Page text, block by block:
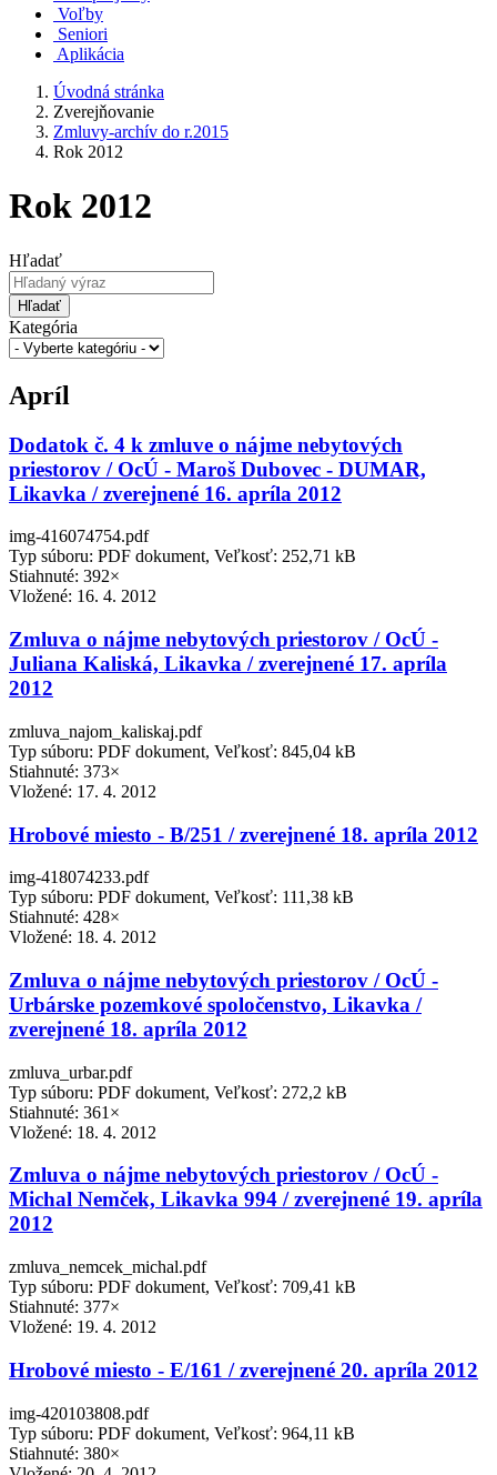
Voľby
Seniori
Aplikácia
Úvodná stránka
Zverejňovanie
Zmluvy-archív do r.2015
Rok 2012
Rok 2012
Hľadať
Hľadať
Kategória
Apríl
Dodatok č. 4 k zmluve o nájme nebytových
priestorov / OcÚ - Maroš Dubovec - DUMAR,
Likavka / zverejnené 16. apríla 2012
img-416074754.pdf
Typ súboru: PDF dokument, Veľkosť: 252,71 kB
Stiahnuté: 392×
Vložené: 16. 4. 2012
Zmluva o nájme nebytových priestorov / OcÚ -
Juliana Kaliská, Likavka / zverejnené 17. apríla
2012
zmluva_najom_kaliskaj.pdf
Typ súboru: PDF dokument, Veľkosť: 845,04 kB
Stiahnuté: 373×
Vložené: 17. 4. 2012
Hrobové miesto - B/251 / zverejnené 18. apríla 2012
img-418074233.pdf
Typ súboru: PDF dokument, Veľkosť: 111,38 kB
Stiahnuté: 428×
Vložené: 18. 4. 2012
Zmluva o nájme nebytových priestorov / OcÚ -
Urbárske pozemkové spoločenstvo, Likavka /
zverejnené 18. apríla 2012
zmluva_urbar.pdf
Typ súboru: PDF dokument, Veľkosť: 272,2 kB
Stiahnuté: 361×
Vložené: 18. 4. 2012
Zmluva o nájme nebytových priestorov / OcÚ -
Michal Nemček, Likavka 994 / zverejnené 19. apríla
2012
zmluva_nemcek_michal.pdf
Typ súboru: PDF dokument, Veľkosť: 709,41 kB
Stiahnuté: 377×
Vložené: 19. 4. 2012
Hrobové miesto - E/161 / zverejnené 20. apríla 2012
img-420103808.pdf
Typ súboru: PDF dokument, Veľkosť: 964,11 kB
Stiahnuté: 380×